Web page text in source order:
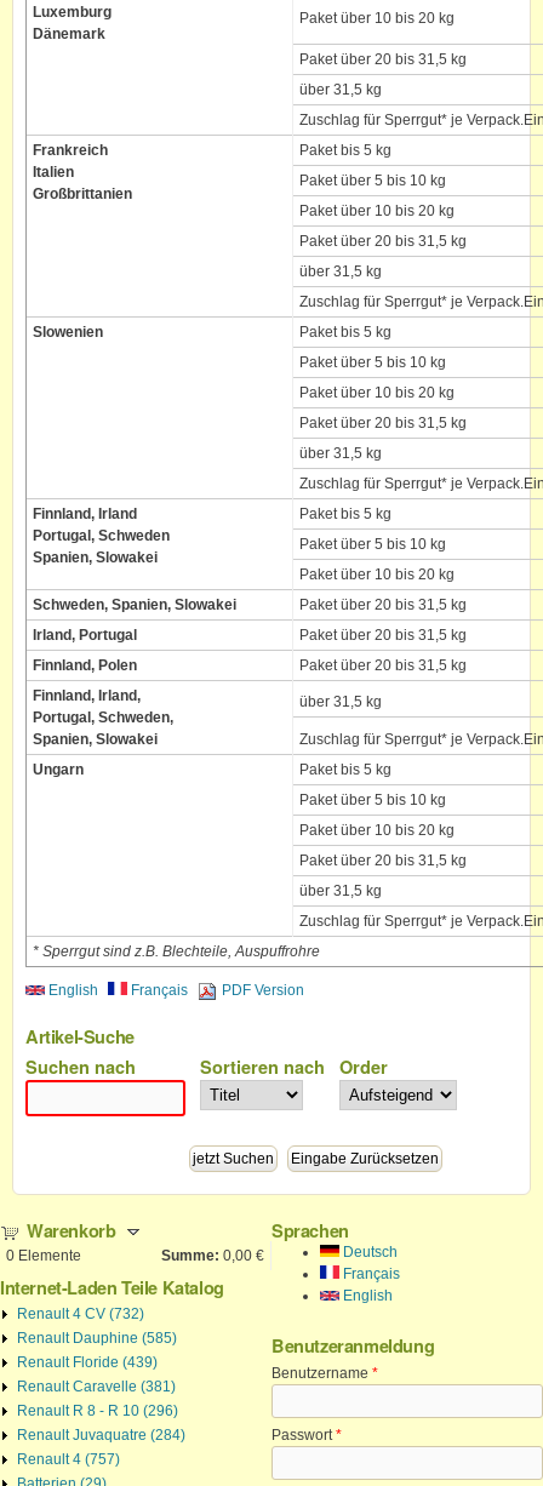
Luxemburg
Dänemark
Paket über 10 bis 20 kg
Paket über 20 bis 31,5 kg
über 31,5 kg
Zuschlag für Sperrgut* je
Frankreich
Italien
Großbrittanien
Paket bis 5 kg
Paket über 5 bis 10 kg
Paket über 10 bis 20 kg
Paket über 20 bis 31,5 kg
über 31,5 kg
Zuschlag für Sperrgut* je
Slowenien
Paket bis 5 kg
Paket über 5 bis 10 kg
Paket über 10 bis 20 kg
Paket über 20 bis 31,5 kg
über 31,5 kg
Zuschlag für Sperrgut* je
Finnland, Irland
Portugal, Schweden
Spanien, Slowakei
Paket bis 5 kg
Paket über 5 bis 10 kg
Paket über 10 bis 20 kg
Schweden, Spanien, Slowakei
Paket über 20 bis 31,5 kg
Irland, Portugal
Paket über 20 bis 31,5 kg
Finnland, Polen
Paket über 20 bis 31,5 kg
Finnland, Irland,
Portugal, Schweden,
Spanien, Slowakei
über 31,5 kg
Zuschlag für Sperrgut* je
Ungarn
Paket bis 5 kg
Paket über 5 bis 10 kg
Paket über 10 bis 20 kg
Paket über 20 bis 31,5 kg
über 31,5 kg
Zuschlag für Sperrgut* je
* Sperrgut sind z.B. Blechteile, Auspuffrohre
English Français PDF Version
Artikel-Suche
Suchen nach
Sortieren nach Order
Warenkorb
0 Elemente Summe: 0,00 €
Internet-Laden Teile Katalog
Renault 4 CV (732)
Renault Dauphine (585)
Renault Floride (439)
Renault Caravelle (381)
Renault R 8 - R 10 (296)
Renault Juvaquatre (284)
Renault 4 (757)
Sprachen
Deutsch
Français
English
Benutzeranmeldung
Benutzername *
Passwort*